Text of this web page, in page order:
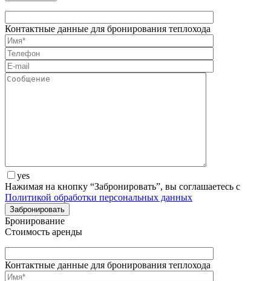
Контактные данные для бронирования теплохода
yes
Нажимая на кнопку “Забронировать”, вы соглашаетесь с
Политикой обработки персональных данных
Бронирование
Стоимость аренды
Контактные данные для бронирования теплохода